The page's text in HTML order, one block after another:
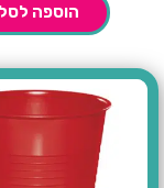
הוספה לסל